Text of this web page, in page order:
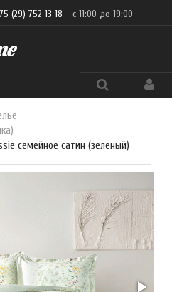
(29) 752 13 18 с 11:00 до 19:00
семейное сатин (зеленый)